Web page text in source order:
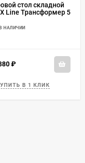
стол складной
Line Трансформер 5
НАЛИЧИИ
В 1 КЛИК